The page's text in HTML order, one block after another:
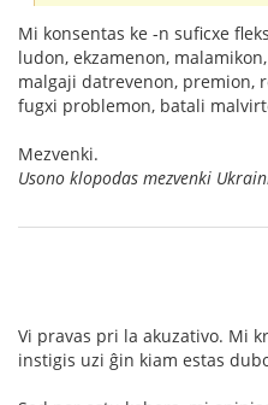
Mi konsentas ke -n suficxe
ludon, ekzamenon,
malgaji datrevenon, premion,
fugxi problemon, batali
Mezvenki.
Usono klopodas mezvenki
Vi pravas pri la akuzativo. Mi
instigis uzi ĝin kiam estas